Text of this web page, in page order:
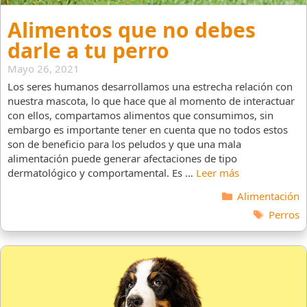
Alimentos que no debes
darle a tu perro
Mayo 26, 2021
Los seres humanos desarrollamos una estrecha relación con
nuestra mascota, lo que hace que al momento de interactuar
con ellos, compartamos alimentos que consumimos, sin
embargo es importante tener en cuenta que no todos estos
son de beneficio para los peludos y que una mala
alimentación puede generar afectaciones de tipo
dermatológico y comportamental. Es … Leer más
Categorías
Alimentación
Perros